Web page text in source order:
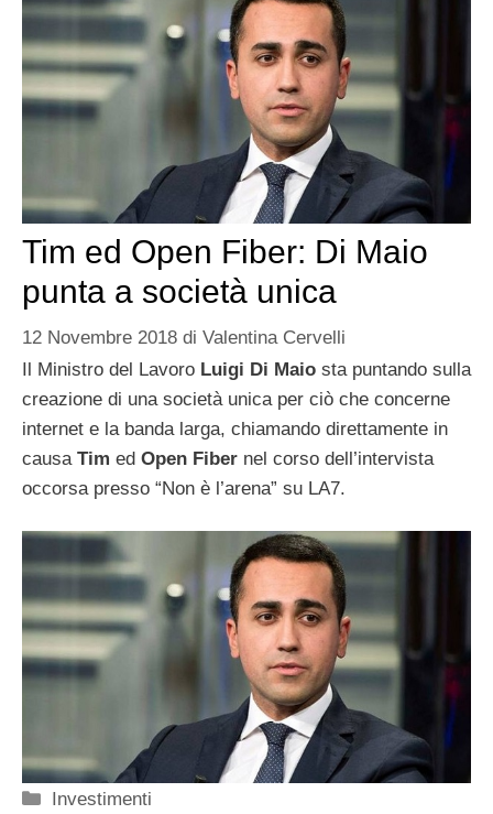
Tim ed Open Fiber: Di Maio
punta a società unica
12 Novembre 2018 di Valentina Cervelli
Il Ministro del Lavoro Luigi Di Maio sta puntando sulla
creazione di una società unica per ciò che concerne
internet e la banda larga, chiamando direttamente in
causaTim ed Open Fiber nel corso dell’intervista
occorsa presso “Non è l’arena” su LA7.
Categorie
Investimenti